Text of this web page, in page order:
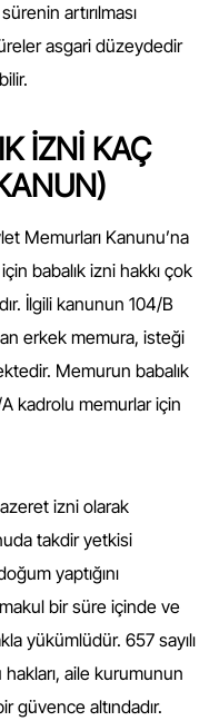
artırılması
asgari düzeydedir
İZNİ KAÇ
Memurları Kanunu’na
babalık izni hakkı çok
İlgili kanunun 104/B
erkek memura, isteği
Memurun babalık
kadrolu memurlar için
izni olarak
takdir yetkisi
yaptığını
bir süre içinde ve
yükümlüdür. 657 sayılı
hakları, aile kurumunun
güvence altındadır.